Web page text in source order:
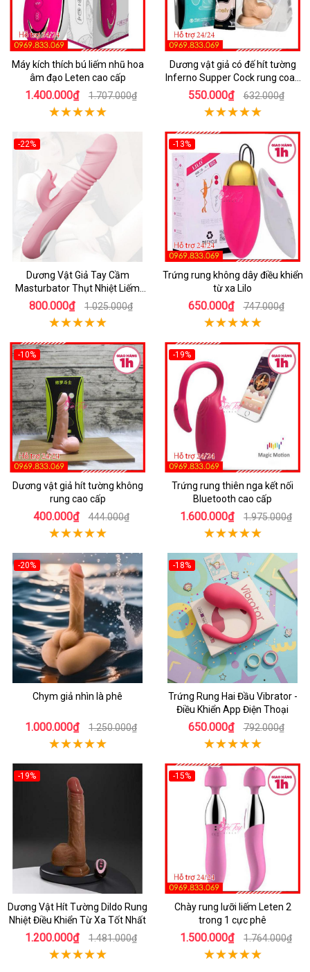
Máy kích thích bú liếm nhũ hoa
âm đạo Leten cao cấp
1.400.000₫ 1.707.000₫
Dương vật giả có đế hít tường
Inferno Supper Cock rung coay
7 chế độ
550.000₫ 632.000₫
-22%
Dương Vật Giả Tay Cầm
Masturbator Thụt Nhiệt Liếm
Rung
800.000₫ 1.025.000₫
-13%
Trứng rung không dây điều khiển
từ xa Lilo
650.000₫ 747.000₫
-10%
Dương vật giả hít tường không
rung cao cấp
400.000₫ 444.000₫
-19%
Trứng rung thiên nga kết nối
Bluetooth cao cấp
1.600.000₫ 1.975.000₫
-20%
Chym giả nhìn là phê
1.000.000₫ 1.250.000₫
-18%
Trứng Rung Hai Đầu Vibrator -
Điều Khiển App Điện Thoại
650.000₫ 792.000₫
-19%
Dương Vật Hít Tường Dildo Rung
Nhiệt Điều Khiển Từ Xa Tốt Nhất
1.200.000₫ 1.481.000₫
-15%
Chày rung lưỡi liếm Leten 2
trong 1 cực phê
1.500.000₫ 1.764.000₫